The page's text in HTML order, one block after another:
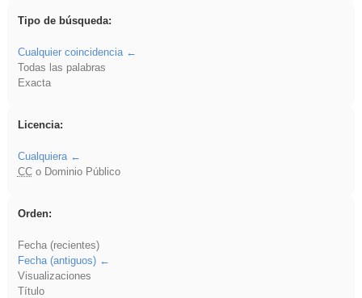
Tipo de búsqueda:
Cualquier coincidencia
Todas las palabras
Exacta
Licencia:
Cualquiera
CCo Dominio Público
Orden:
Fecha (recientes)
Fecha (antiguos)
Visualizaciones
Título